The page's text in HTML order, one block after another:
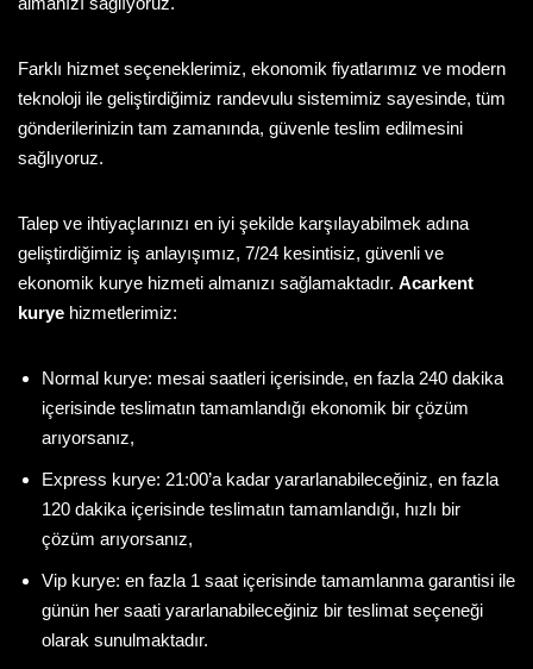
Farklı hizmet seçeneklerimiz, ekonomik fiyatlarımız ve modern
teknoloji ile geliştirdiğimiz randevulu sistemimiz sayesinde, tüm
gönderilerinizin tam zamanında, güvenle teslim edilmesini
sağlıyoruz.
Talep ve ihtiyaçlarınızı en iyi şekilde karşılayabilmek adına
geliştirdiğimiz iş anlayışımız, 7/24 kesintisiz, güvenli ve
ekonomik kurye hizmeti almanızı sağlamaktadır. Acarkent
kurye hizmetlerimiz:
Normal kurye: mesai saatleri içerisinde, en fazla 240 dakika
içerisinde teslimatın tamamlandığı ekonomik bir çözüm
arıyorsanız,
Express kurye: 21:00’a kadar yararlanabileceğiniz, en fazla
120 dakika içerisinde teslimatın tamamlandığı, hızlı bir
çözüm arıyorsanız,
Vip kurye: en fazla 1 saat içerisinde tamamlanma garantisi ile
günün her saati yararlanabileceğiniz bir teslimat seçeneği
olarak sunulmaktadır.